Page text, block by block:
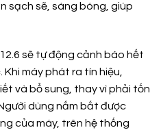
sạch sẽ, sáng bóng, giúp
sẽ tự động cảnh báo hết
máy phát ra tín hiệu,
và bổ sung, thay vì phải tốn
dùng nắm bắt được
của máy, trên hệ thống